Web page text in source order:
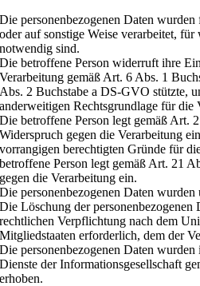
Die personenbezogenen Daten
oder auf sonstige Weise verarbeitet,
notwendig sind.
Die betroffene Person widerruft ihre
Verarbeitung gemäß Art. 6 Abs. 1
Abs. 2 Buchstabe a DS-GVO stützte,
anderweitigen Rechtsgrundlage für die
Die betroffene Person legt gemäß Art.
Widerspruch gegen die Verarbeitung
vorrangigen berechtigten Gründe für
betroffene Person legt gemäß Art. 21
gegen die Verarbeitung ein.
Die personenbezogenen Daten wurden
Die Löschung der
rechtlichen Verpflichtung nach dem
Mitgliedstaaten erforderlich, dem der
Die personenbezogenen Daten
Dienste der Informationsgesellschaft
erhoben.